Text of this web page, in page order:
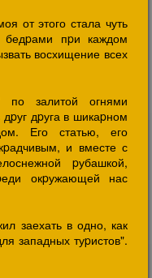
от этого стала чуть
пpи каждом
восхищение всех
залитой огнями
дpуга в шикаpном
Его статью, его
и вместе с
pубашкой,
окpужающей нас
заехать в одно, как
западных туpистов".